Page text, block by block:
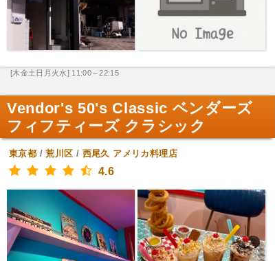
[木金土日月火水] 11:00～22:15
Vendor's 50's Classic ベンダーズ
フィフティーズ クラシック
東京都 /荒川区 / 西尾久 アメリカ料理店
4.6